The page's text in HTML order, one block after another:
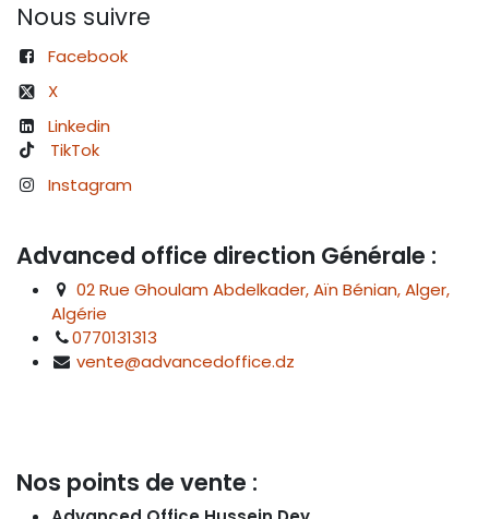
Nous suivre
Facebook
X
Linkedin
TikTok
Instagram
Advanced office direction Générale :
02 Rue Ghoulam Abdelkader, Aïn Bénian, Alger,
Algérie
0770131313
vente@advancedoffice.dz
Nos points de vente :